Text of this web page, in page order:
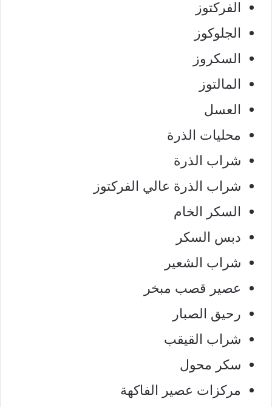
الفركتوز
الجلوكوز
السكروز
المالتوز
العسل
محليات الذرة
شراب الذرة
شراب الذرة عالي الفركتوز
السكر الخام
دبس السكر
شراب الشعير
عصير قصب مبخر
رحيق الصبار
شراب القيقب
سكر محول
مركزات عصير الفاكهة